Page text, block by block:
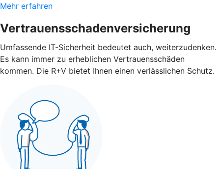
Mehr erfahren
Vertrauensschadenversicherung
Umfassende IT-Sicherheit bedeutet auch, weiterzudenken.
Es kann immer zu erheblichen Vertrauensschäden
kommen. Die R+V bietet Ihnen einen verlässlichen Schutz.